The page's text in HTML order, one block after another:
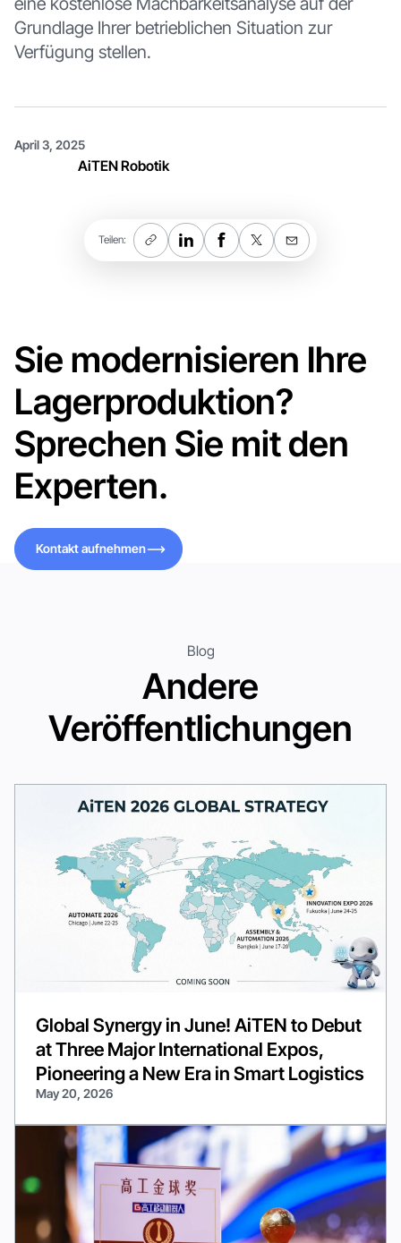
Grundlage Ihrer betrieblichen Situation zur
Verfügung stellen.
April 3, 2025
AiTEN Robotik
Teilen:
Sie modernisieren Ihre
Lagerproduktion?
Sprechen Sie mit den
Experten.
Kontakt aufnehmen
Blog
Andere
Veröffentlichungen
Global Synergy in June! AiTEN to Debut
at Three Major International Expos,
Pioneering a New Era in Smart Logistics
May 20, 2026